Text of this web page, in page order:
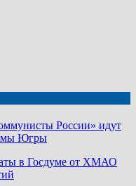
России» идут
Югры
в Госдуме от ХМАО